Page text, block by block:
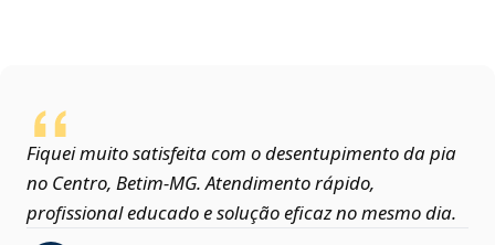
Fiquei muito satisfeita com o desentupimento da pia
no Centro, Betim‑MG. Atendimento rápido,
profissional educado e solução eficaz no mesmo dia.